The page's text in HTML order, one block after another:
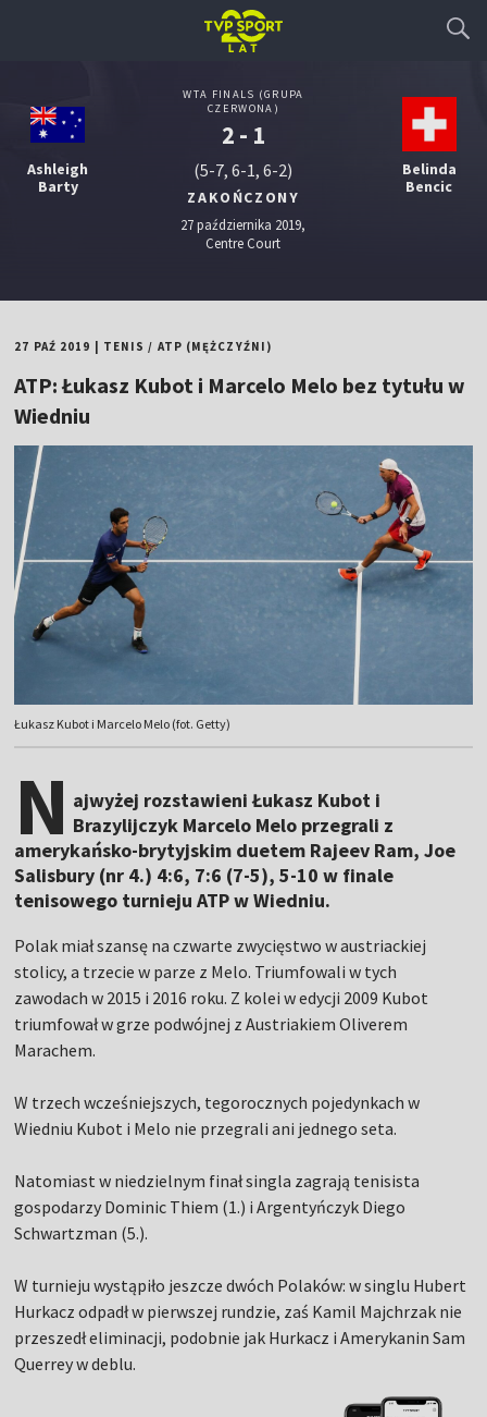
Ashleigh
Barty
WTA FINALS (GRUPA
CZERWONA)
2 - 1
(5-7, 6-1, 6-2)
ZAKOŃCZONY
27 października 2019,
Centre Court
Belinda
Bencic
27 PAŹ 2019 TENIS / ATP (MĘŻCZYŹNI)
ATP: Łukasz Kubot i Marcelo Melo bez tytułu w
Wiedniu
Łukasz Kubot i Marcelo Melo (fot. Getty)
N ajwyżej rozstawieni Łukasz Kubot i
Brazylijczyk Marcelo Melo przegrali z
amerykańsko-brytyjskim duetem Rajeev Ram, Joe
Salisbury (nr 4.) 4:6, 7:6 (7-5), 5-10 w finale
tenisowego turnieju ATP w Wiedniu.
Polak miał szansę na czwarte zwycięstwo w austriackiej
stolicy, a trzecie w parze z Melo. Triumfowali w tych
zawodach w 2015 i 2016 roku. Z kolei w edycji 2009 Kubot
triumfował w grze podwójnej z Austriakiem Oliverem
Marachem.
W trzech wcześniejszych, tegorocznych pojedynkach w
Wiedniu Kubot i Melo nie przegrali ani jednego seta.
Natomiast w niedzielnym finał singla zagrają tenisista
gospodarzy Dominic Thiem (1.) i Argentyńczyk Diego
Schwartzman (5.).
W turnieju wystąpiło jeszcze dwóch Polaków: w singlu Hubert
Hurkacz odpadł w pierwszej rundzie, zaś Kamil Majchrzak nie
przeszedł eliminacji, podobnie jak Hurkacz i Amerykanin Sam
Querrey w deblu.